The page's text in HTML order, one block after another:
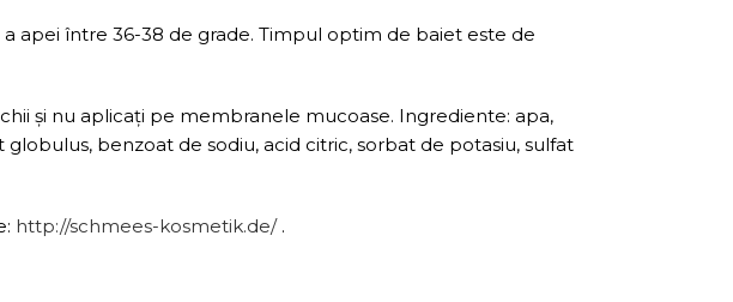
apei între 36-38 de grade. Timpul optim de baiet este de
și nu aplicați pe membranele mucoase. Ingrediente: apa,
benzoat de sodiu, acid citric, sorbat de potasiu, sulfat
http://schmees-kosmetik.de/.